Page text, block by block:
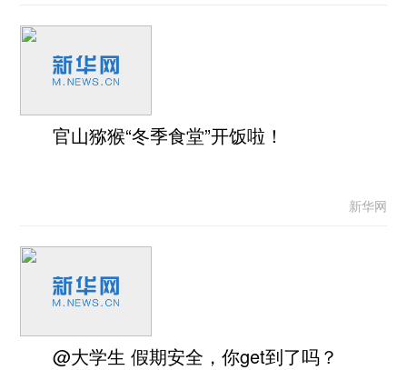
官山猕猴“冬季食堂”开饭啦！
新华网
@大学生 假期安全，你get到了吗？